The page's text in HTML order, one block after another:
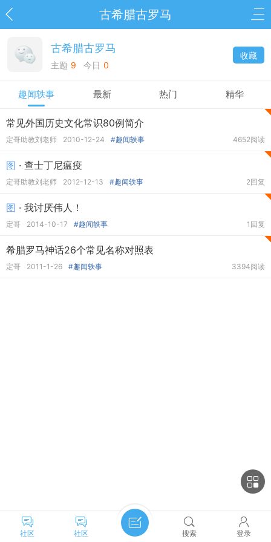
古希腊古罗马
古希腊古罗马
主题 9 今日 0
收藏
趣闻轶事 最新 热门 精华
常见外国历史文化常识80例简介
定哥助教刘老师 2010-12-24 #趣闻轶事 4652阅读
图 · 查士丁尼瘟疫
定哥助教刘老师 2012-12-13 #趣闻轶事 2回复
图 · 我讨厌伟人！
定哥 2014-10-17 #趣闻轶事 1回复
希腊罗马神话26个常见名称对照表
定哥 2011-1-26 #趣闻轶事 3394阅读
社区 社区 搜索 登录